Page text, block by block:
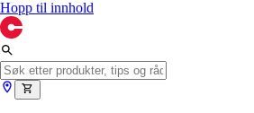
Hopp til innhold